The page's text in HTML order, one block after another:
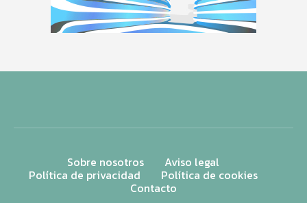
Sobre nosotros Aviso legal
Política de privacidad Política de cookies
Contacto